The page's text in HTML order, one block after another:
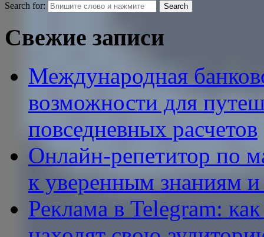
Search for:
Свежие записи
Международная
возможности для
повседневных расчетов
Онлайн-репетитор по
к уверенным знаниям и
Реклама в Telegram: